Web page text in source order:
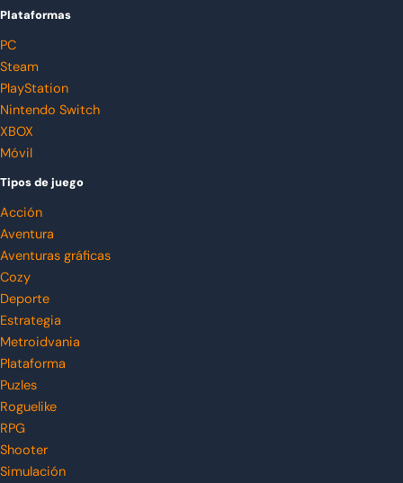
Plataformas
PC
Steam
PlayStation
Nintendo Switch
XBOX
Móvil
Tipos de juego
Acción
Aventura
Aventuras gráficas
Cozy
Deporte
Estrategia
Metroidvania
Plataforma
Puzles
Roguelike
RPG
Shooter
Simulación